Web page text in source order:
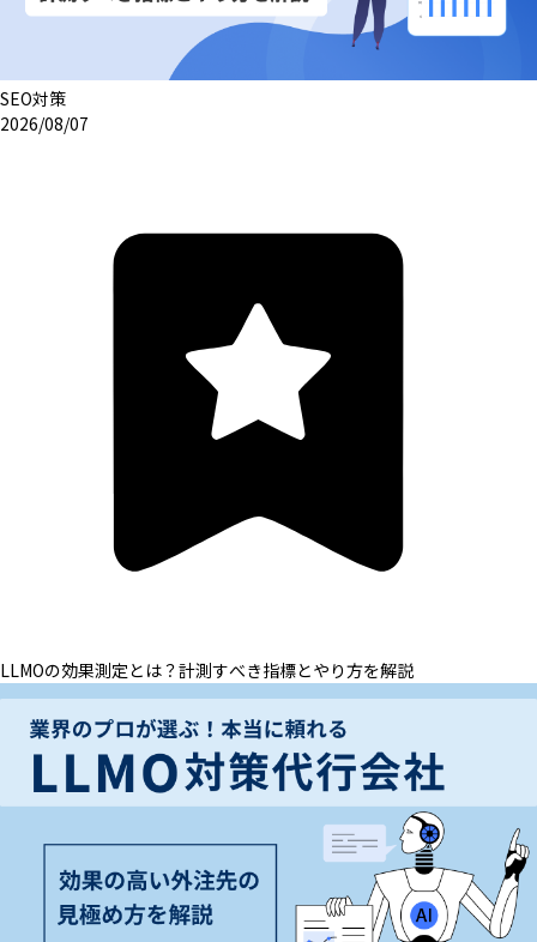
SEO対策
2026/08/07
LLMOの効果測定とは？計測すべき指標とやり方を解説